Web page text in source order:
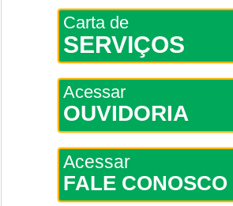
Carta de
SERVIÇOS
Acessar
OUVIDORIA
Acessar
FALE CONOSCO